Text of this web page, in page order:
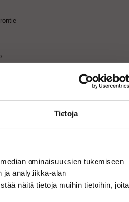
Tietoja
ominaisuuksien tukemiseen
ja analytiikka-alan
näitä tietoja muihin tietoihin, joita
varasto
varasto
2
Lisää ostoskoriin